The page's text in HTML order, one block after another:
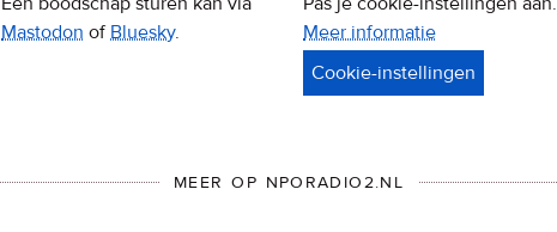
Mastodon ofBluesky.
Meer informatie
&
MEER OP NPORADIO2.NL